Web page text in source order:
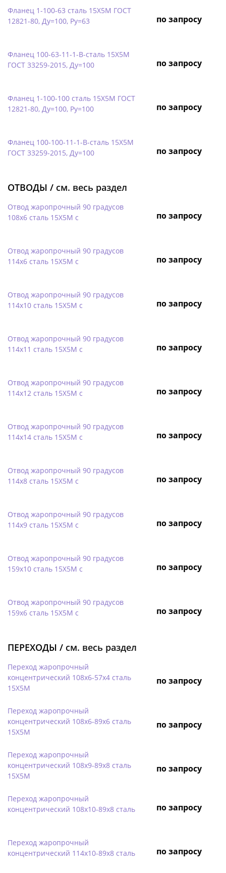
Фланец 1-100-63 сталь 15Х5М ГОСТ
12821-80, Ду=100, Ру=63
по запросу
Фланец 100-63-11-1-B-сталь 15Х5М
ГОСТ 33259-2015, Ду=100
по запросу
Фланец 1-100-100 сталь 15Х5М ГОСТ
12821-80, Ду=100, Ру=100
по запросу
Фланец 100-100-11-1-B-сталь 15Х5М
ГОСТ 33259-2015, Ду=100
по запросу
ОТВОДЫ / см. весь раздел
Отвод жаропрочный 90 градусов
108х6 сталь 15Х5М с
по запросу
Отвод жаропрочный 90 градусов
114х6 сталь 15Х5М с
по запросу
Отвод жаропрочный 90 градусов
114х10 сталь 15Х5М с
по запросу
Отвод жаропрочный 90 градусов
114х11 сталь 15Х5М с
по запросу
Отвод жаропрочный 90 градусов
114х12 сталь 15Х5М с
по запросу
Отвод жаропрочный 90 градусов
114х14 сталь 15Х5М с
по запросу
Отвод жаропрочный 90 градусов
114х8 сталь 15Х5М с
по запросу
Отвод жаропрочный 90 градусов
114х9 сталь 15Х5М с
по запросу
Отвод жаропрочный 90 градусов
159х10 сталь 15Х5М с
по запросу
Отвод жаропрочный 90 градусов
159х6 сталь 15Х5М с
по запросу
ПЕРЕХОДЫ / см. весь раздел
Переход жаропрочный
концентрический 108х6-57х4 сталь
15Х5М
по запросу
Переход жаропрочный
концентрический 108х6-89х6 сталь
15Х5М
по запросу
Переход жаропрочный
концентрический 108х9-89х8 сталь
15Х5М
по запросу
Переход жаропрочный
концентрический 108х10-89х8 сталь
по запросу
Переход жаропрочный
концентрический 114х10-89х8 сталь
по запросу